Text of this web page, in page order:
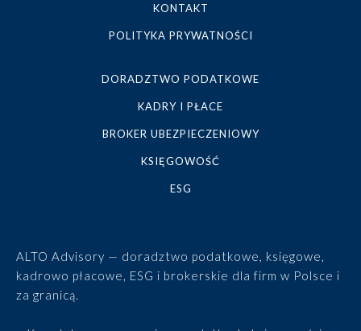
KONTAKT
POLITYKA PRYWATNOŚCI
DORADZTWO PODATKOWE
KADRY I PŁACE
BROKER UBEZPIECZENIOWY
KSIĘGOWOŚĆ
ESG
ALTO Advisory — doradztwo podatkowe, księgowe,
kadrowo płacowe, ESG i brokerskie dla firm w Polsce i
za granicą.